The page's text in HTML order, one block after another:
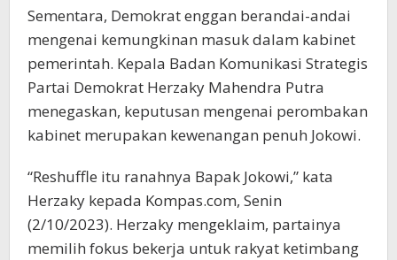
Sementara, Demokrat enggan berandai-andai
mengenai kemungkinan masuk dalam kabinet
pemerintah. Kepala Badan Komunikasi Strategis
Partai Demokrat Herzaky Mahendra Putra
menegaskan, keputusan mengenai perombakan
kabinet merupakan kewenangan penuh Jokowi.
“Reshuffle itu ranahnya Bapak Jokowi,” kata
Herzaky kepada Kompas.com, Senin
(2/10/2023). Herzaky mengeklaim, partainya
memilih fokus bekerja untuk rakyat ketimbang